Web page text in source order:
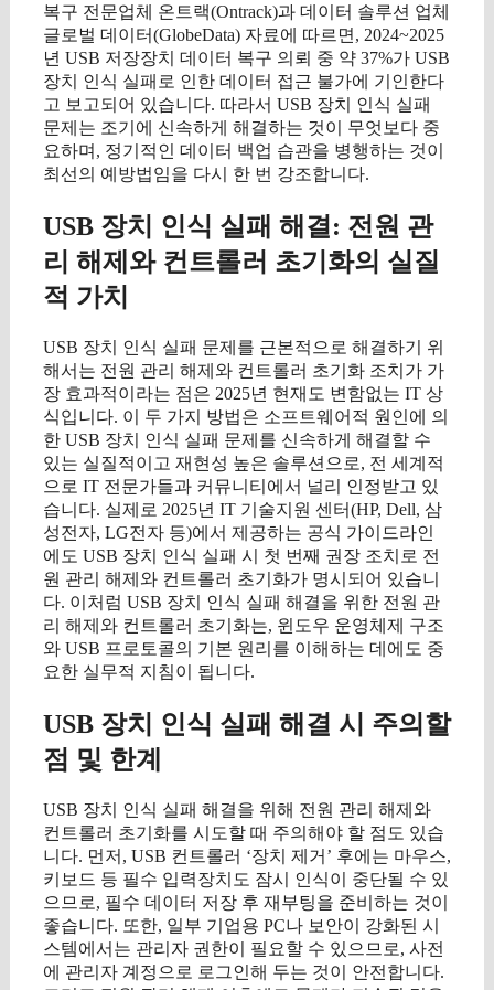
복구 전문업체 온트랙(Ontrack)과 데이터 솔루션 업체
글로벌 데이터(GlobeData) 자료에 따르면, 2024~2025
년 USB 저장장치 데이터 복구 의뢰 중 약 37%가 USB
장치 인식 실패로 인한 데이터 접근 불가에 기인한다
고 보고되어 있습니다. 따라서 USB 장치 인식 실패
문제는 조기에 신속하게 해결하는 것이 무엇보다 중
요하며, 정기적인 데이터 백업 습관을 병행하는 것이
최선의 예방법임을 다시 한 번 강조합니다.
USB 장치 인식 실패 해결: 전원 관
리 해제와 컨트롤러 초기화의 실질
적 가치
USB 장치 인식 실패 문제를 근본적으로 해결하기 위
해서는 전원 관리 해제와 컨트롤러 초기화 조치가 가
장 효과적이라는 점은 2025년 현재도 변함없는 IT 상
식입니다. 이 두 가지 방법은 소프트웨어적 원인에 의
한 USB 장치 인식 실패 문제를 신속하게 해결할 수
있는 실질적이고 재현성 높은 솔루션으로, 전 세계적
으로 IT 전문가들과 커뮤니티에서 널리 인정받고 있
습니다. 실제로 2025년 IT 기술지원 센터(HP, Dell, 삼
성전자, LG전자 등)에서 제공하는 공식 가이드라인
에도 USB 장치 인식 실패 시 첫 번째 권장 조치로 전
원 관리 해제와 컨트롤러 초기화가 명시되어 있습니
다. 이처럼 USB 장치 인식 실패 해결을 위한 전원 관
리 해제와 컨트롤러 초기화는, 윈도우 운영체제 구조
와 USB 프로토콜의 기본 원리를 이해하는 데에도 중
요한 실무적 지침이 됩니다.
USB 장치 인식 실패 해결 시 주의할
점 및 한계
USB 장치 인식 실패 해결을 위해 전원 관리 해제와
컨트롤러 초기화를 시도할 때 주의해야 할 점도 있습
니다. 먼저, USB 컨트롤러 ‘장치 제거’ 후에는 마우스,
키보드 등 필수 입력장치도 잠시 인식이 중단될 수 있
으므로, 필수 데이터 저장 후 재부팅을 준비하는 것이
좋습니다. 또한, 일부 기업용 PC나 보안이 강화된 시
스템에서는 관리자 권한이 필요할 수 있으므로, 사전
에 관리자 계정으로 로그인해 두는 것이 안전합니다.